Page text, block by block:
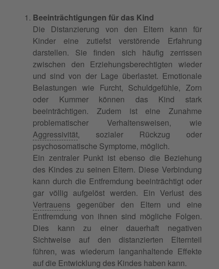
Beeinträchtigungen für das Kind
Die Distanzierung von den Eltern kann für
Kinder eine zutiefst verstörende Erfahrung
darstellen. Sie finden sich häufig zerrissen
zwischen den Erziehungsberechtigten wieder
und sind von der Lage überlastet. Emotionale
Belastungen wie Furcht, Schuldgefühle, Zorn
oder Kummer können das Kind stark
beeinträchtigen. Zudem ist eine Zunahme
problematischer Verhaltensweisen, wie
Aggressivität, sozialer Rückzug oder
psychosomatische Symptome, möglich.
Ein zentraler Punkt ist ebenso die Beziehung
des Kindes zu seinen Eltern. Diese Verbindung
kann durch die Entfremdung beeinträchtigt oder
gar völlig aufgelöst werden. Ein Verlust des
Vertrauens gegenüber den Eltern und eine
Entfremdung von ihnen sind mögliche Folgen.
Dies kann zu einer dauerhaft negativen
Sichtweise auf den distanzierten Elternteil
führen, was wiederum langanhaltende Effekte
auf die Entwicklung des Kindes haben kann.